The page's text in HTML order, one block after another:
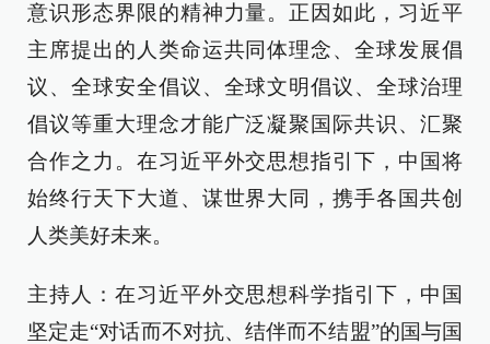
意识形态界限的精神力量。正因如此，习近平
主席提出的人类命运共同体理念、全球发展倡
议、全球安全倡议、全球文明倡议、全球治理
倡议等重大理念才能广泛凝聚国际共识、汇聚
合作之力。在习近平外交思想指引下，中国将
始终行天下大道、谋世界大同，携手各国共创
人类美好未来。
主持人：在习近平外交思想科学指引下，中国
坚定走“对话而不对抗、结伴而不结盟”的国与国